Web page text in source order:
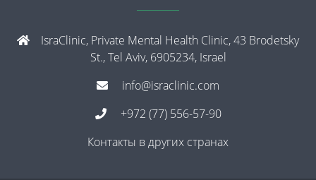
IsraClinic, Private Mental Health Clinic, 43 Brodetsky
St., Tel Aviv, 6905234, Israel
info@israclinic.com
+972 (77) 556-57-90
Контакты в других странах